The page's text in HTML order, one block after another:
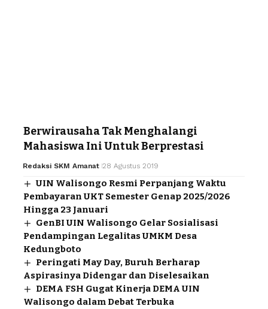
Berwirausaha Tak Menghalangi
Mahasiswa Ini Untuk Berprestasi
Redaksi SKM Amanat 28 Agustus 2019
UIN Walisongo Resmi Perpanjang Waktu
Pembayaran UKT Semester Genap 2025/2026
Hingga 23 Januari
GenBI UIN Walisongo Gelar Sosialisasi
Pendampingan Legalitas UMKM Desa
Kedungboto
Peringati May Day, Buruh Berharap
Aspirasinya Didengar dan Diselesaikan
DEMA FSH Gugat Kinerja DEMA UIN
Walisongo dalam Debat Terbuka